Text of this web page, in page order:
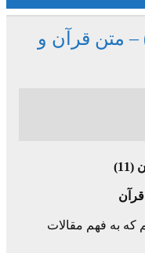
نبوی از جهان (11) – متن قرآن و
که به فهم مقالات